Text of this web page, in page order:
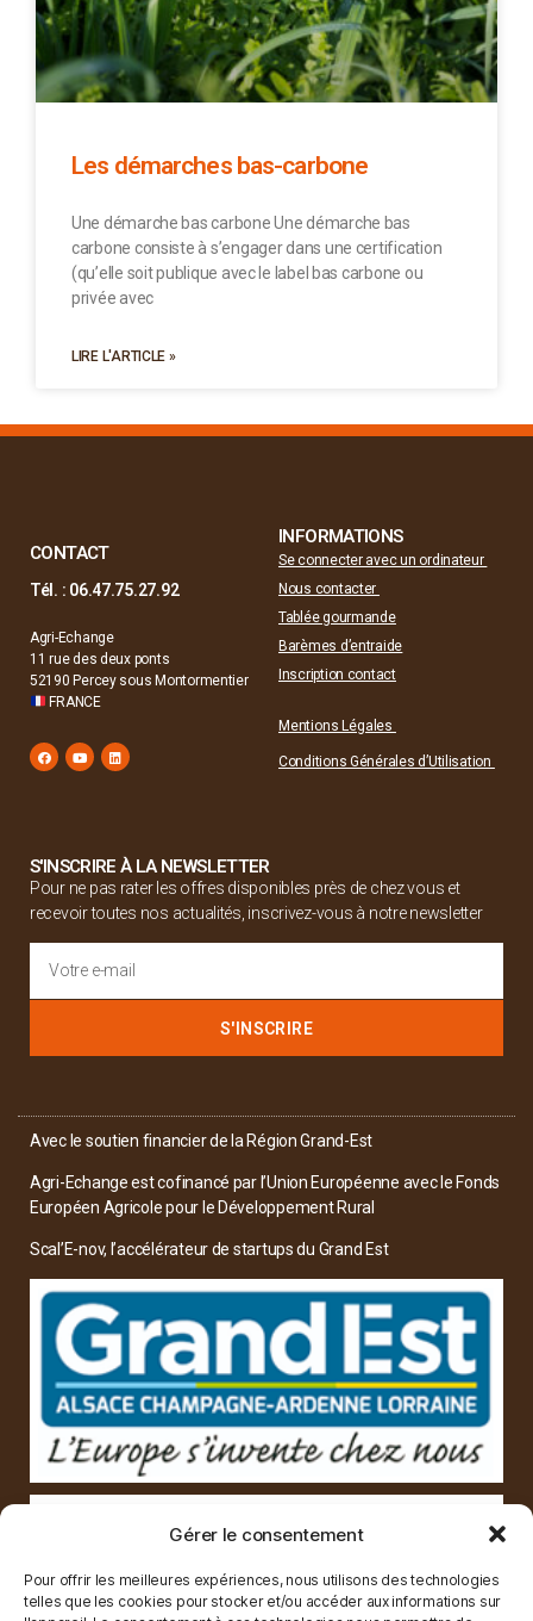
Gérer le consentement
Pour offrir les meilleures expériences, nous utilisons des technologies
telles que les cookies pour stocker et/ou accéder aux informations sur
Les démarches bas-carbone
Une démarche bas carbone Une démarche bas
carbone consiste à s’engager dans une certification
(qu’elle soit publique avec le label bas carbone ou
privée avec
LIRE L'ARTICLE »
CONTACT
Tél. : 06.47.75.27.92
Agri-Echange
11 rue des deux ponts
52190 Percey sous Montormentier
FRANCE
INFORMATIONS
Se connecter avec un ordinateur
Nous contacter
Tablée gourmande
Barèmes d’entraide
Inscription contact
Mentions Légales
Conditions Générales d’Utilisation
S'INSCRIRE À LA NEWSLETTER
Pour ne pas rater les offres disponibles près de chez vous et
recevoir toutes nos actualités, inscrivez-vous à notre newsletter
S'INSCRIRE
Avec le soutien financier de la Région Grand-Est
Agri-Echange est cofinancé par l’Union Européenne avec le Fonds
Européen Agricole pour le Développement Rural
Scal’E-nov, l’accélérateur de startups du Grand Est